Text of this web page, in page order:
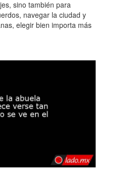
sino también para
navegar la ciudad y
elegir bien importa más